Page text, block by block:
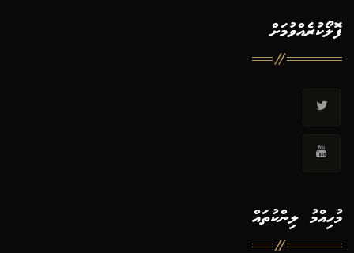
ފޮލޯކުރެއްވުމަށް
މުހިއްމު ލިންކުތައް